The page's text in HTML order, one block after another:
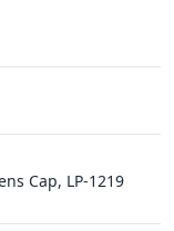
Cap, LP-1219